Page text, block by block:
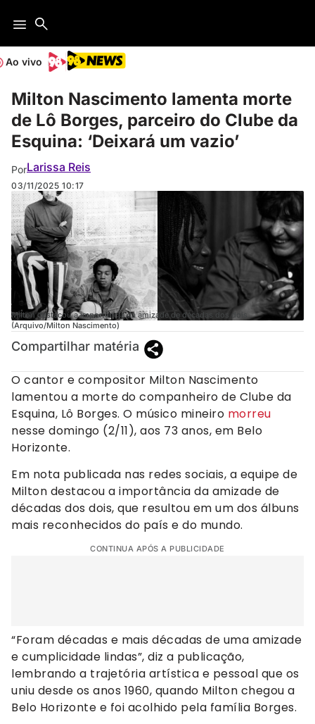
Ao vivo
Milton Nascimento lamenta morte
de Lô Borges, parceiro do Clube da
Esquina: ‘Deixará um vazio’
PorLarissa Reis
03/11/2025 10:17
Milton destacou a importância da amizade de décadas dos dois
(Arquivo/Milton Nascimento)
Compartilhar matéria
O cantor e compositor Milton Nascimento
lamentou a morte do companheiro de Clube da
Esquina, Lô Borges. O músico mineiro morreu
nesse domingo (2/11), aos 73 anos, em Belo
Horizonte.
Em nota publicada nas redes sociais, a equipe de
Milton destacou a importância da amizade de
décadas dos dois, que resultou em um dos álbuns
mais reconhecidos do país e do mundo.
CONTINUA APÓS A PUBLICIDADE
“Foram décadas e mais décadas de uma amizade
e cumplicidade lindas”, diz a publicação,
lembrando a trajetória artística e pessoal que os
uniu desde os anos 1960, quando Milton chegou a
Belo Horizonte e foi acolhido pela família Borges.